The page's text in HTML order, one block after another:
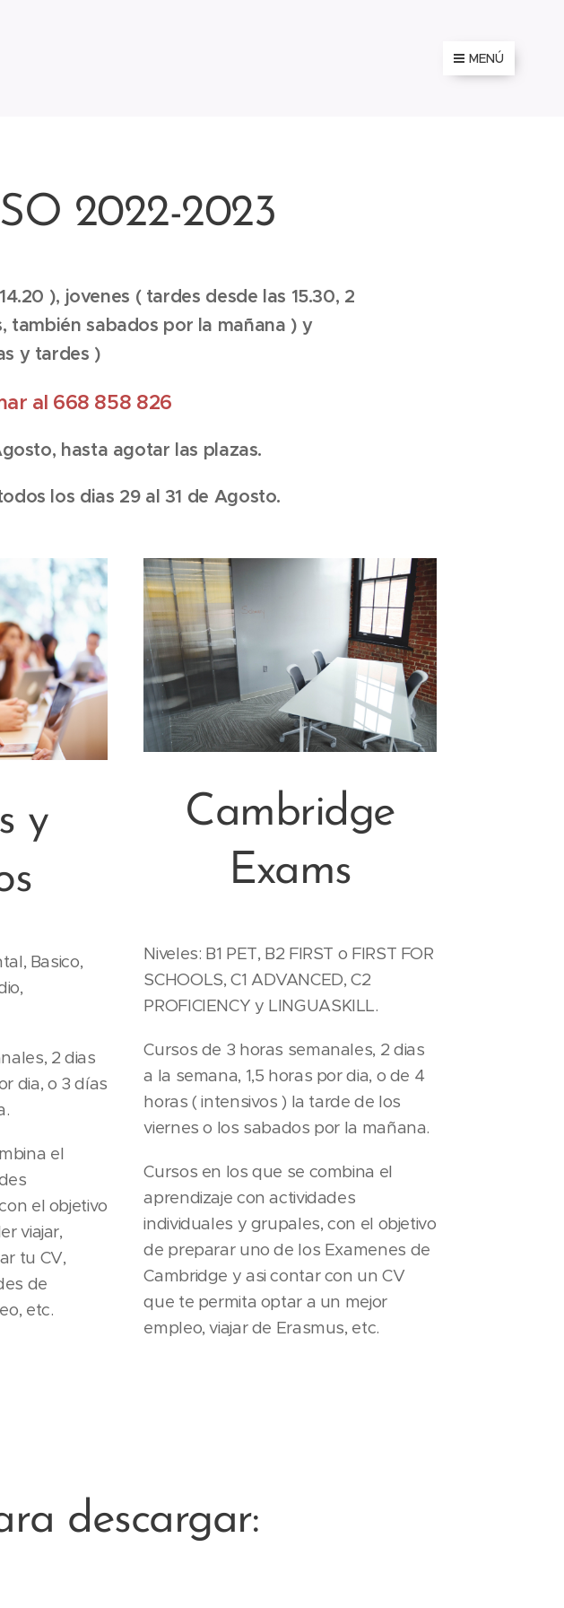
MENÚ
2022-2023
), jovenes ( tardes desde las 15.30, 2
también sabados por la mañana ) y
y tardes )
al 668 858 826
hasta agotar las plazas.
los dias 29 al 31 de Agosto.
y
Basico,
2 dias
dia, o 3 días
el
el objetivo
viajar,
tu CV,
de
etc.
Cambridge
Exams
Niveles: B1 PET, B2 FIRST o FIRST FOR
SCHOOLS, C1 ADVANCED, C2
PROFICIENCY y LINGUASKILL.
Cursos de 3 horas semanales, 2 dias
a la semana, 1,5 horas por dia, o de 4
horas ( intensivos ) la tarde de los
viernes o los sabados por la mañana.
Cursos en los que se combina el
aprendizaje con actividades
individuales y grupales, con el objetivo
de preparar uno de los Examenes de
Cambridge y asi contar con un CV
que te permita optar a un mejor
empleo, viajar de Erasmus, etc.
descargar: